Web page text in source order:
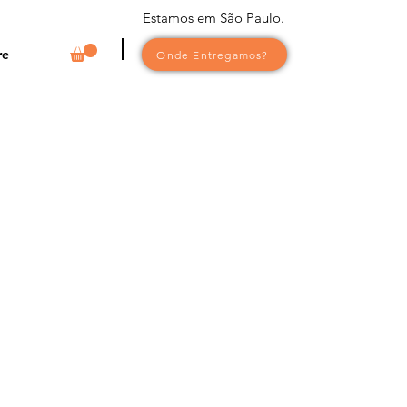
Onde Entregamos?
Estamos em São Paulo.